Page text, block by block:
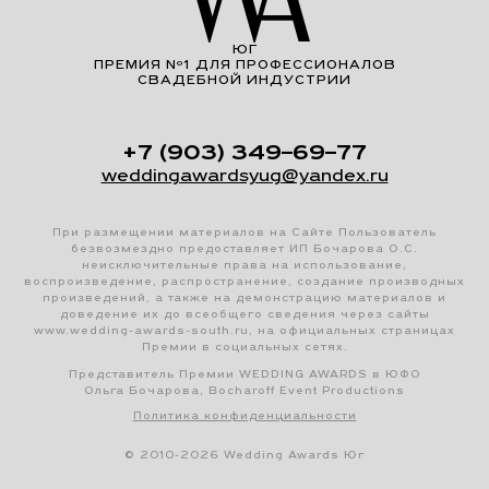
ЮГ
ПРЕМИЯ Nº1 ДЛЯ ПРОФЕССИОНАЛОВ
СВАДЕБНОЙ ИНДУСТРИИ
+7 (903) 349–69–77
weddingawardsyug@yandex.ru
При размещении материалов на Сайте Пользователь
безвозмездно предоставляет ИП Бочарова О.С.
неисключительные права на использование,
воспроизведение, распространение, создание производных
произведений, а также на демонстрацию материалов и
доведение их до всеобщего сведения через сайты
www.wedding-awards-south.ru, на официальных страницах
Премии в социальных сетях.
Представитель Премии WEDDING AWARDS в ЮФО
Ольга Бочарова, Bocharoff Event Productions
Политика конфиденциальности
© 2010-2026 Wedding Awards Юг